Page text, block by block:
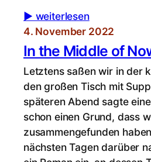
▶︎ weiterlesen
4. November 2022
In the Middle of
Letztens saßen wir in der
den großen Tisch mit
späteren Abend sagte
schon einen Grund, dass
zusammengefunden
nächsten Tagen darüber